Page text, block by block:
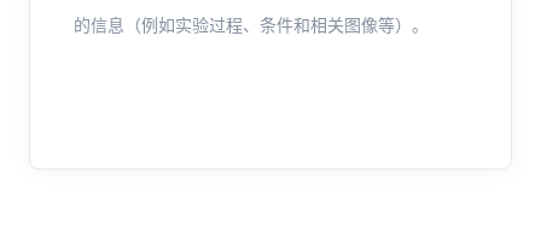
的信息（例如实验过程、条件和相关图像等）。